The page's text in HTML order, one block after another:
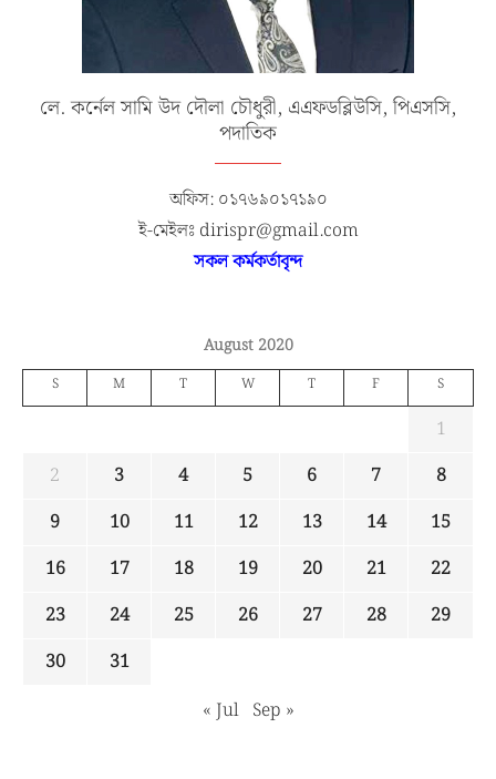
লে. কর্নেল সামি উদ দৌলা চৌধুরী, এএফডব্লিউসি, পিএসসি,
পদাতিক
অফিস: ০১৭৬৯০১৭১৯০
ই-মেইলঃ dirispr@gmail.com
সকল কর্মকর্তাবৃন্দ
August 2020
S M T W T F S
1
2
3 4 5 6 7
8
9
10 11 12 13 14
15
16
17 18 19 20 21
22
23
24 25 26 27 28
29
30
31
« Jul Sep »